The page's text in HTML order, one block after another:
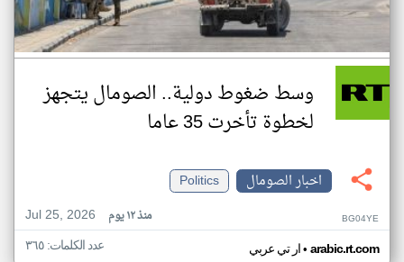
وسط ضغوط دولية.. الصومال يتجهز
لخطوة تأخرت 35 عاما
اخبار الصومال
Politics
Jul 25, 2026
منذ ١٢ يوم BG04YE
ار تي عربي• arabic.rt.com عدد الكلمات: ٣٦٥